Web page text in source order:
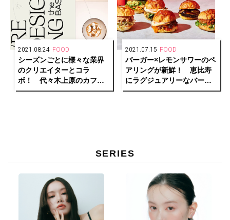
2021.08.24 FOOD
シーズンごとに様々な業界
のクリエイターとコラ
ボ！ 代々木上原のカフェ
バー「No.」がメニューを刷
2021.07.15 FOOD
バーガー×レモンサワーのペ
アリングが新鮮！ 恵比寿
にラグジュアリーなバーガ
ーショップ「MERCER
SERIES